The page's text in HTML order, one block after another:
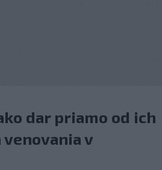
dar priamo od ich
v